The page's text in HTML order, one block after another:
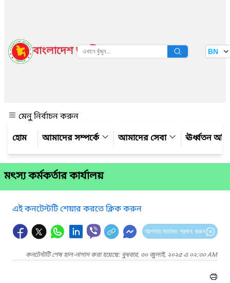
বাংলাদেশ জাতীয় তথ্য বাতায়ন BN
মেনু নির্বাচন করুন
আমাদের সম্পর্কে
আমাদের সেবা ঊর্ধ্বতন
মৎস্য কর্মকর্তার কার্যালয়
এই কনটেন্টটি শেয়ার করতে ক্লিক করুন
আপনার মতামত প্রদান করুন
কনটেন্টটি শেষ হাল-নাগাদ করা হয়েছে: বুধবার, ৩০ জুলাই, ২০২৫ এ ০২:৩০ AM